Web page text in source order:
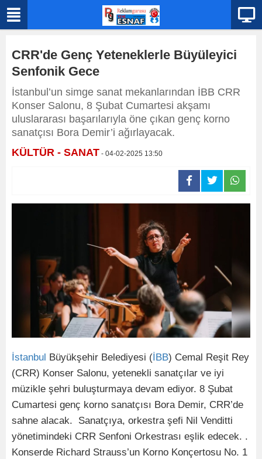
CRR'de Genç Yeteneklerle Büyüleyici
Senfonik Gece
İstanbul’un simge sanat mekanlarından İBB CRR
Konser Salonu, 8 Şubat Cumartesi akşamı
uluslararası başarılarıyla öne çıkan genç korno
sanatçısı Bora Demir’i ağırlayacak.
KÜLTÜR - SANAT - 04-02-2025 13:50
İstanbul Büyükşehir Belediyesi ( İBB) Cemal Reşit Rey
(CRR) Konser Salonu, yetenekli sanatçılar ve iyi
müzikle şehri buluşturmaya devam ediyor. 8 Şubat
Cumartesi genç korno sanatçısı Bora Demir, CRR’de
sahne alacak. Sanatçıya, orkestra şefi Nil Venditti
yönetimindeki CRR Senfoni Orkestrası eşlik edecek. .
Konserde Richard Strauss’un Korno Konçertosu No. 1